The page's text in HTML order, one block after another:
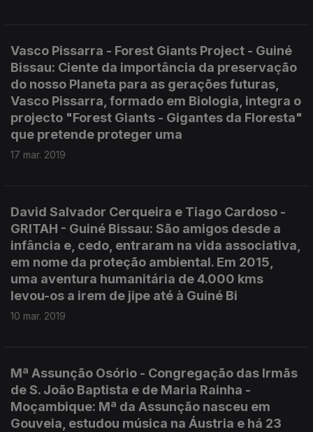
Vasco Pissarra - Forest Giants Project - Guiné
Bissau: Ciente da importância da preservação
do nosso Planeta para as gerações futuras,
Vasco Pissarra, formado em Biologia, integra o
projecto "Forest Giants - Gigantes da Floresta"
que pretende proteger uma
17 mar. 2019
David Salvador Cerqueira e Tiago Cardoso -
GRITAH - Guiné Bissau: São amigos desde a
infância e, cedo, entraram na vida associativa,
em nome da proteção ambiental. Em 2015,
uma aventura humanitária de 4.000 kms
levou-os a irem de jipe até à Guiné Bi
10 mar. 2019
Mª Assunção Osório - Congregação das Irmãs
de S. João Baptista e de Maria Rainha -
Moçambique: Mª da Assunção nasceu em
Gouveia, estudou música na Áustria e há 23